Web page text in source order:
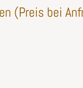
(Preis bei